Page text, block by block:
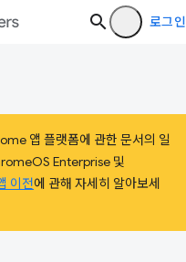
로그인
앱 플랫폼에 관한 문서의 일
Enterprise 및
이전에 관해 자세히 알아보세